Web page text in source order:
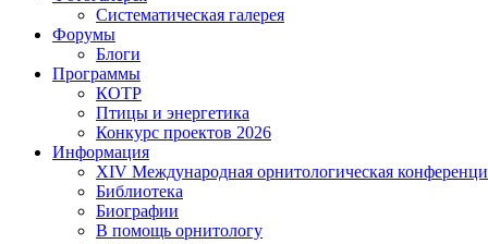
Систематическая галерея
Форумы
Блоги
Программы
КОТР
Птицы и энергетика
Конкурс проектов 2026
Информация
XIV Международная орнитологическая
Библиотека
Биографии
В помощь орнитологу